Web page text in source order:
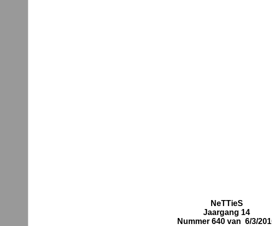
NeTTieS
Jaargang 14
Nummer 640 van 6/3/